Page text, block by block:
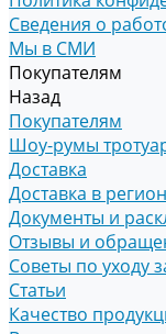
Сведения о
Мы в СМИ
Покупателям
Назад
Покупателям
Шоу-румы
Доставка
Доставка в
Документы и
Отзывы и
Советы по уходу
Статьи
Качество